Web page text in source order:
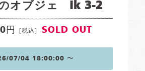
オブジェ ik 3-2
円 [税込] SOLD OUT
07/04 18:00:00 〜